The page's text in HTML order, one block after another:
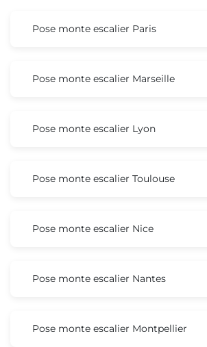
Pose monte escalier Paris
Pose monte escalier Marseille
Pose monte escalier Lyon
Pose monte escalier Toulouse
Pose monte escalier Nice
Pose monte escalier Nantes
Pose monte escalier Montpellier